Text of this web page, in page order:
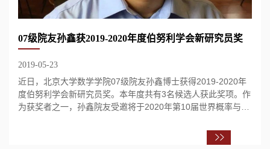
07级院友孙鑫获2019-2020年度伯努利学会新研究员奖
2019-05-23
近日，北京大学数学学院07级院友孙鑫博士获得2019-2020年
度伯努利学会新研究员奖。本年度共有3名候选人获此奖项。作
为获奖者之一，孙鑫院友受邀将于2020年第10届世界概率与统